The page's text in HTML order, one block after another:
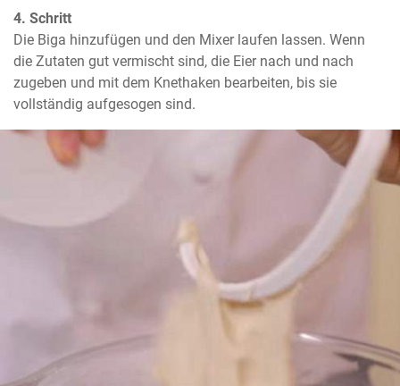
4. Schritt
Die Biga hinzufügen und den Mixer laufen lassen. Wenn
die Zutaten gut vermischt sind, die Eier nach und nach
zugeben und mit dem Knethaken bearbeiten, bis sie
vollständig aufgesogen sind.